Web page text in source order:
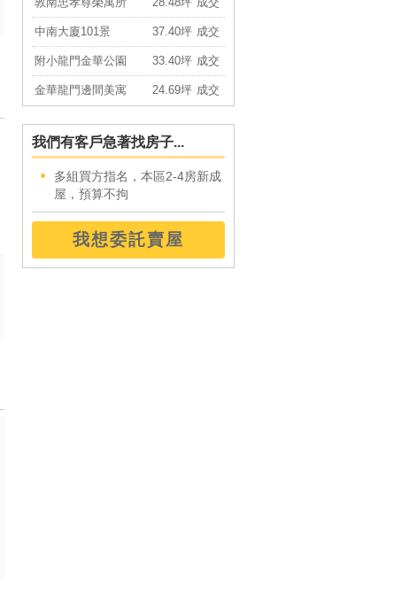
附小龍門金華公園 33.40坪 成交
金華龍門邊間美寓 24.69坪 成交
華固學府坡車豪邸 79.34坪 成交
大安精品可店透天 49.44坪
信義安和電梯鼎家 29.99坪 成交
敦化雙星林蔭高樓 73.23坪
新生金華庭院一樓 36.10坪 成交
我們有客戶急著找房子...
多組買方指名，本區2-4房新成
屋，預算不拘
我想委託賣屋